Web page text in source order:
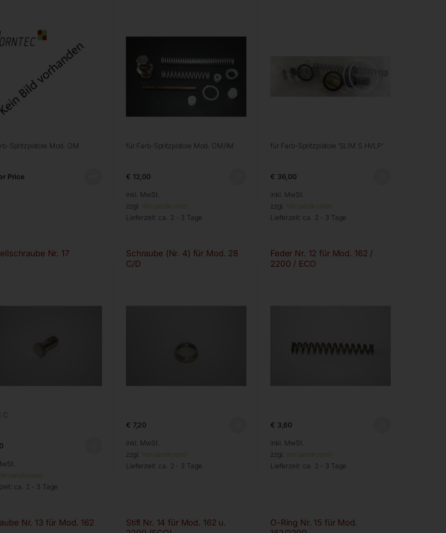
Spritzpistole Mod. OM
Price
für Farb-Spritzpistole Mod. OM/IM
€ 12,00
inkl. MwSt.
zzgl. Versandkosten
Lieferzeit: ca. 2 - 3 Tage
für Farb-Spritzpistole ‘SLIM S HVLP’
€ 36,00
inkl. MwSt.
zzgl. Versandkosten
Lieferzeit: ca. 2 - 3 Tage
Nr. 17
C
ca. 2 - 3 Tage
Schraube (Nr. 4) für Mod. 28
C/D
€ 7,20
inkl. MwSt.
zzgl. Versandkosten
Lieferzeit: ca. 2 - 3 Tage
Feder Nr. 12 für Mod. 162 /
2200 / ECO
€ 3,60
inkl. MwSt.
zzgl. Versandkosten
Lieferzeit: ca. 2 - 3 Tage
Nr. 13 für Mod. 162
Stift Nr. 14 für Mod. 162 u.
O-Ring Nr. 15 für Mod.